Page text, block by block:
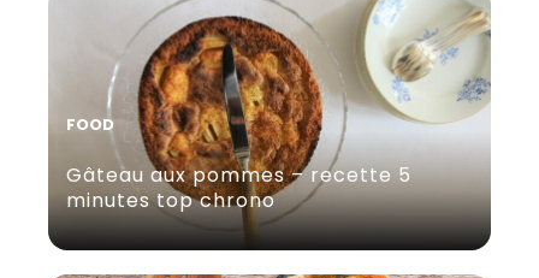
FOOD
Gâteau aux pommes – recette 5
minutes top chrono